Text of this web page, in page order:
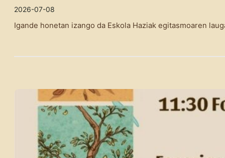
2026-07-08
Igande honetan izango da Eskola Haziak egitasmoaren